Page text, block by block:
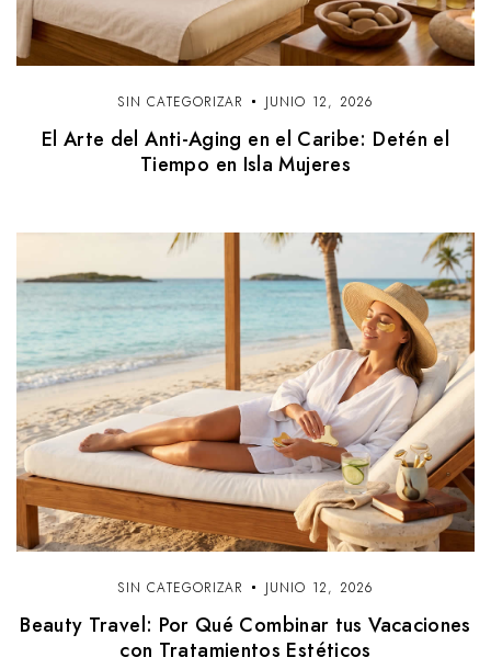
SIN CATEGORIZAR JUNIO 12, 2026
El Arte del Anti-Aging en el Caribe: Detén el
Tiempo en Isla Mujeres
SIN CATEGORIZAR JUNIO 12, 2026
Beauty Travel: Por Qué Combinar tus Vacaciones
con Tratamientos Estéticos